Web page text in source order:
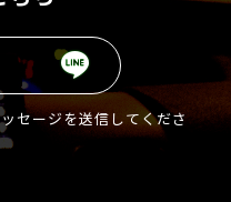
セージを送信してくださ